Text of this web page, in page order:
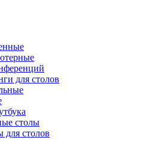
для столов
столы
для столов